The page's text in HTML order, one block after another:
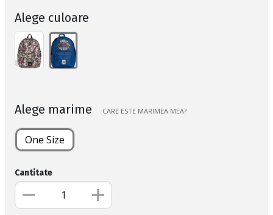
Alege culoare
Alege marime CARE ESTE MARIMEA MEA?
One Size
Cantitate